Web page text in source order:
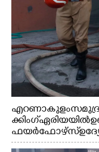
എറണാകുളം സമുദ്ര
ക്കിംഗ് ഏരിയയിൽ
ഫയർഫോഴ്സ്
ക്കിറങ്ങി മുഖം